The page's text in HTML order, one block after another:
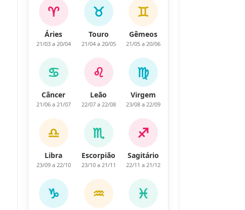
♈
Áries
21/03 a 20/04
♉
Touro
21/04 a 20/05
♊
Gêmeos
21/05 a 20/06
♋
Câncer
21/06 a 21/07
♌
Leão
22/07 a 22/08
♍
Virgem
23/08 a 22/09
♎
Libra
23/09 a 22/10
♏
Escorpião
23/10 a 21/11
♐
Sagitário
22/11 a 21/12
♑ ♒ ♓